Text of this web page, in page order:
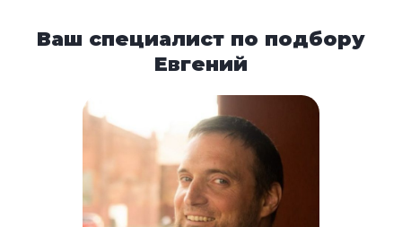
Ваш специалист по подбору
Евгений